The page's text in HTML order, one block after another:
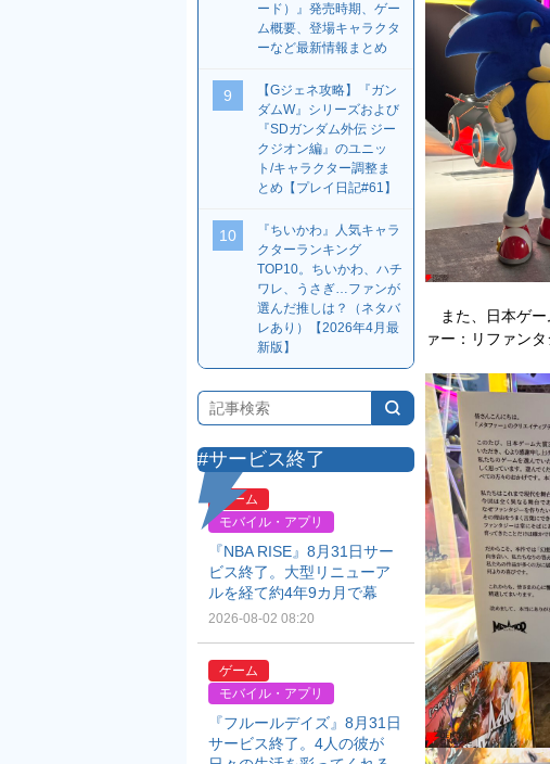
また、日本ゲー
ァー：リファン
ード）』発売時期、ゲー
ム概要、登場キャラクタ
ーなど最新情報まとめ
9
【Gジェネ攻略】『ガン
ダムW』シリーズおよび
『SDガンダム外伝 ジー
クジオン編』のユニッ
ト/キャラクター調整ま
とめ【プレイ日記#61】
10
『ちいかわ』人気キャラ
クターランキング
TOP10。ちいかわ、ハチ
ワレ、うさぎ…ファンが
選んだ推しは？（ネタバ
レあり）【2026年4月最
新版】
#サービス終了
ゲーム
モバイル・アプリ
『NBA RISE』8月31日サー
ビス終了。大型リニューア
ルを経て約4年9カ月で幕
2026-08-02 08:20
ゲーム
モバイル・アプリ
『フルールデイズ』8月31日
サービス終了。4人の彼が